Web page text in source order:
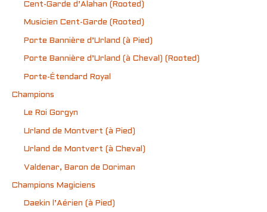
Cent-Garde d’Alahan (Rooted)
Musicien Cent-Garde (Rooted)
Porte Bannière d’Urland (à Pied)
Porte Bannière d’Urland (à Cheval) (Rooted)
Porte-Étendard Royal
Champions
Le Roi Gorgyn
Urland de Montvert (à Pied)
Urland de Montvert (à Cheval)
Valdenar, Baron de Doriman
Champions Magiciens
Daekin l’Aérien (à Pied)